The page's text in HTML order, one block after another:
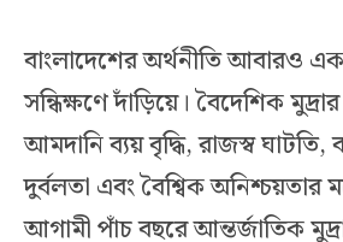
বাংলাদেশের অর্থনীতি আবারও
সন্ধিক্ষণে দাঁড়িয়ে। বৈদেশিক
আমদানি ব্যয় বৃদ্ধি, রাজস্ব ঘাটতি,
দুর্বলতা এবং বৈশ্বিক অনিশ্চয়তার
আগামী পাঁচ বছরে আন্তর্জাতিক